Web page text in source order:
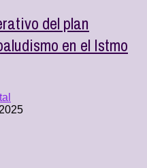
del plan
en el Istmo